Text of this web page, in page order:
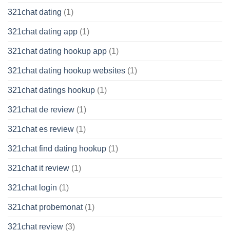
321chat dating (1)
321chat dating app (1)
321chat dating hookup app (1)
321chat dating hookup websites (1)
321chat datings hookup (1)
321chat de review (1)
321chat es review (1)
321chat find dating hookup (1)
321chat it review (1)
321chat login (1)
321chat probemonat(1)
321chat review (3)